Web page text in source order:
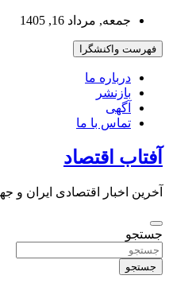
بروید
جمعه, مرداد 16, 1405
فهرست واکنشگرا
درباره ما
بازنشر
آگهی
تماس با ما
آفتاب اقتصاد
آخرین اخبار اقتصادی ایران و
جستجو
جستجو